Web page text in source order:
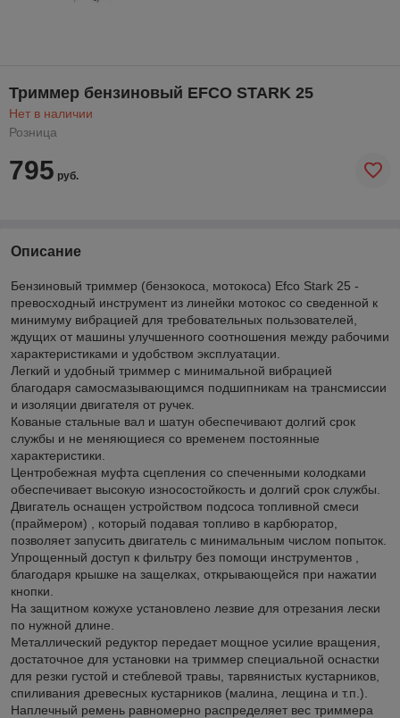
Триммер бензиновый EFCO STARK 25
Нет в наличии
Розница
795 руб.
Описание
Бензиновый триммер (бензокоса, мотокоса) Efco Stark 25 -
превосходный инструмент из линейки мотокос со сведенной к
минимуму вибрацией для требовательных пользователей,
ждущих от машины улучшенного соотношения между рабочими
характеристиками и удобством эксплуатации.
Легкий и удобный триммер с минимальной вибрацией
благодаря самосмазывающимся подшипникам на трансмиссии
и изоляции двигателя от ручек.
Кованые стальные вал и шатун обеспечивают долгий срок
службы и не меняющиеся со временем постоянные
характеристики.
Центробежная муфта сцепления со спеченными колодками
обеспечивает высокую износостойкость и долгий срок службы.
Двигатель оснащен устройством подсоса топливной смеси
(праймером) , который подавая топливо в карбюратор,
позволяет запусить двигатель с минимальным числом попыток.
Упрощенный доступ к фильтру без помощи инструментов ,
благодаря крышке на защелках, открывающейся при нажатии
кнопки.
На защитном кожухе установлено лезвие для отрезания лески
по нужной длине.
Металлический редуктор передает мощное усилие вращения,
достаточное для установки на триммер специальной оснастки
для резки густой и стеблевой травы, тарвянистых кустарников,
спиливания древесных кустарников (малина, лещина и т.п.).
Наплечный ремень равномерно распределяет вес триммера